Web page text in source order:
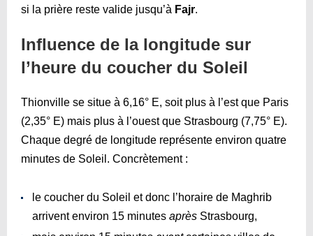
si la prière reste valide jusqu’à Fajr.
Influence de la longitude sur
l’heure du coucher du Soleil
Thionville se situe à 6,16° E, soit plus à l’est que Paris
(2,35° E) mais plus à l’ouest que Strasbourg (7,75° E).
Chaque degré de longitude représente environ quatre
minutes de Soleil. Concrètement :
le coucher du Soleil et donc l’horaire de Maghrib
arrivent environ 15 minutes après Strasbourg,